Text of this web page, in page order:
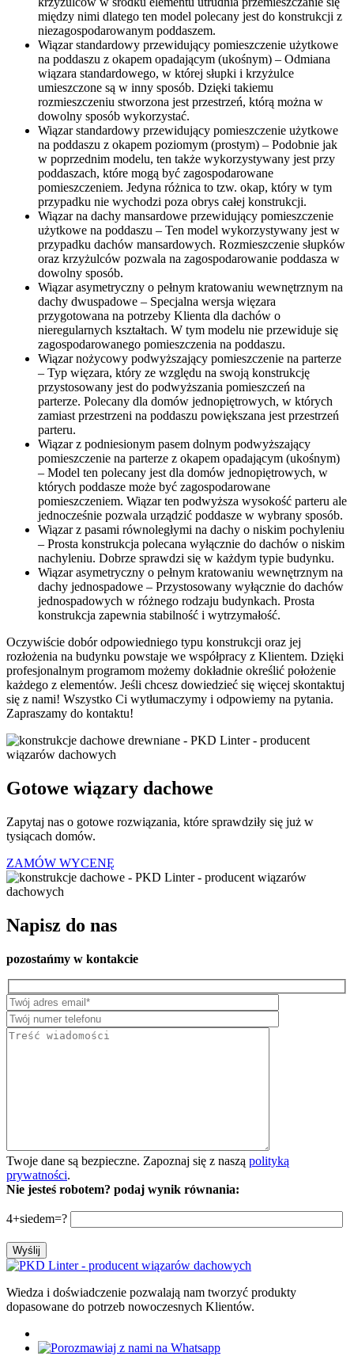
między nimi dlatego ten model polecany jest do konstrukcji z
niezagospodarowanym poddaszem.
Wiązar standardowy przewidujący pomieszczenie użytkowe
na poddaszu z okapem opadającym (ukośnym) – Odmiana
wiązara standardowego, w której słupki i krzyżulce
umieszczone są w inny sposób. Dzięki takiemu
rozmieszczeniu stworzona jest przestrzeń, którą można w
dowolny sposób wykorzystać.
Wiązar standardowy przewidujący pomieszczenie użytkowe
na poddaszu z okapem poziomym (prostym) – Podobnie jak
w poprzednim modelu, ten także wykorzystywany jest przy
poddaszach, które mogą być zagospodarowane
pomieszczeniem. Jedyna różnica to tzw. okap, który w tym
przypadku nie wychodzi poza obrys całej konstrukcji.
Wiązar na dachy mansardowe przewidujący pomieszczenie
użytkowe na poddaszu – Ten model wykorzystywany jest w
przypadku dachów mansardowych. Rozmieszczenie słupków
oraz krzyżulców pozwala na zagospodarowanie poddasza w
dowolny sposób.
Wiązar asymetryczny o pełnym kratowaniu wewnętrznym na
dachy dwuspadowe – Specjalna wersja więzara
przygotowana na potrzeby Klienta dla dachów o
nieregularnych kształtach. W tym modelu nie przewiduje się
zagospodarowanego pomieszczenia na poddaszu.
Wiązar nożycowy podwyższający pomieszczenie na parterze
– Typ więzara, który ze względu na swoją konstrukcję
przystosowany jest do podwyższania pomieszczeń na
parterze. Polecany dla domów jednopiętrowych, w których
zamiast przestrzeni na poddaszu powiększana jest przestrzeń
parteru.
Wiązar z podniesionym pasem dolnym podwyższający
pomieszczenie na parterze z okapem opadającym (ukośnym)
– Model ten polecany jest dla domów jednopiętrowych, w
których poddasze może być zagospodarowane
pomieszczeniem. Wiązar ten podwyższa wysokość parteru ale
jednocześnie pozwala urządzić poddasze w wybrany sposób.
Wiązar z pasami równoległymi na dachy o niskim pochyleniu
– Prosta konstrukcja polecana wyłącznie do dachów o niskim
nachyleniu. Dobrze sprawdzi się w każdym typie budynku.
Wiązar asymetryczny o pełnym kratowaniu wewnętrznym na
dachy jednospadowe – Przystosowany wyłącznie do dachów
jednospadowych w różnego rodzaju budynkach. Prosta
konstrukcja zapewnia stabilność i wytrzymałość.
Oczywiście dobór odpowiedniego typu konstrukcji oraz jej
rozłożenia na budynku powstaje we współpracy z Klientem. Dzięki
profesjonalnym programom możemy dokładnie określić położenie
każdego z elementów. Jeśli chcesz dowiedzieć się więcej skontaktuj
się z nami! Wszystko Ci wytłumaczymy i odpowiemy na pytania.
Zapraszamy do kontaktu!
Gotowe wiązary dachowe
Zapytaj nas o gotowe rozwiązania, które sprawdziły się już w
tysiącach domów.
ZAMÓW WYCENĘ
Napisz do nas
pozostańmy w kontakcie
Twoje dane są bezpieczne. Zapoznaj się z naszą polityką
prywatności.
Nie jesteś robotem? podaj wynik równania:
4+siedem=?
Wiedza i doświadczenie pozwalają nam tworzyć produkty
dopasowane do potrzeb nowoczesnych Klientów.